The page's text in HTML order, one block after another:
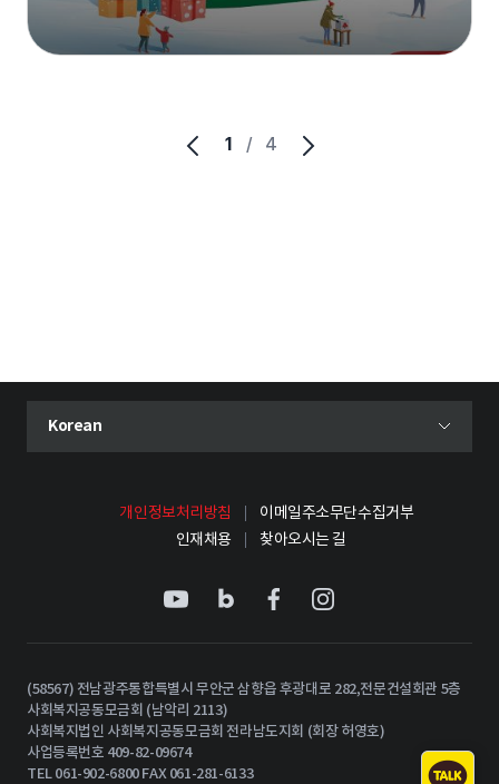
1 / 4
언어 선택 메뉴 열기
현재 선택된 언어
Korean
개인정보처리방침
이메일주소무단수집거부
인재채용
찾아오시는 길
(58567) 전남광주통합특별시 무안군 삼향읍 후광대로 282,전문건설회관 5층
사회복지공동모금회 (남악리 2113)
사회복지법인 사회복지공동모금회 전라남도지회 (회장 허영호)
사업등록번호 409-82-09674
TEL 061-902-6800 FAX 061-281-6133